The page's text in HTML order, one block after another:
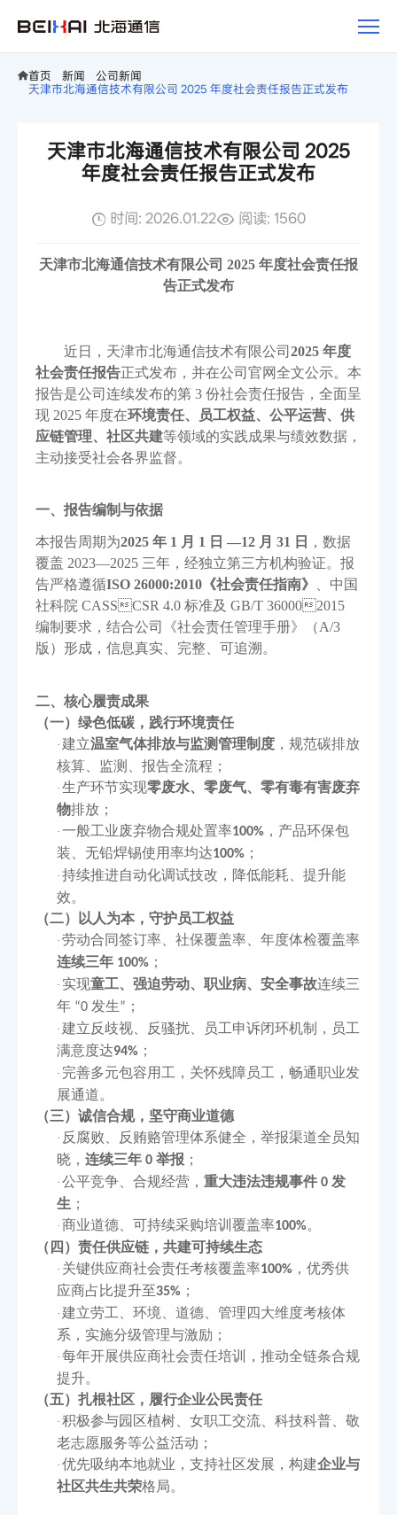
首页 新闻
公司新闻
天津市北海通信技术有限公司 2025 年度社会责任报告正式发布
天津市北海通信技术有限公司 2025
年度社会责任报告正式发布
时间: 2026.01.22 阅读: 1560
天津市北海通信技术有限公司 2025 年度社会责任报
告正式发布
近日，天津市北海通信技术有限公司 2025 年度
社会责任报告正式发布，并在公司官网全文公示。本
报告是公司连续发布的第 3 份社会责任报告，全面呈
现 2025 年度在环境责任、员工权益、公平运营、供
应链管理、社区共建等领域的实践成果与绩效数据，
主动接受社会各界监督。
一、报告编制与依据
本报告周期为2025 年 1 月 1 日 —12 月 31 日
，数据
覆盖 2023—2025 三年，经独立第三方机构验证。报
告严格遵循ISO 26000:2010《社会责任指南》 、中国
社科院 CASSCSR 4.0 标准及 GB/T 360002015
编制要求，结合公司《社会责任管理手册》（A/3
版）形成，信息真实、完整、可追溯。
二、核心履责成果
（一）绿色低碳，践行环境责任
· 建立温室气体排放与监测管理制度 ，规范碳排放
核算、监测、报告全流程；
· 生产环节实现零废水、零废气、零有毒有害废弃
物排放；
· 一般工业废弃物合规处置率100% ，产品环保包
装、无铅焊锡使用率均达100% ；
· 持续推进自动化调试技改，降低能耗、提升能
效。
（二）以人为本，守护员工权益
· 劳动合同签订率、社保覆盖率、年度体检覆盖率
连续三年 100% ；
· 实现童工、强迫劳动、职业病、安全事故连续三
年 “0 发生” ；
· 建立反歧视、反骚扰、员工申诉闭环机制，员工
满意度达94% ；
· 完善多元包容用工，关怀残障员工，畅通职业发
展通道。
（三）诚信合规，坚守商业道德
· 反腐败、反贿赂管理体系健全，举报渠道全员知
晓， 连续三年 0 举报 ；
· 公平竞争、合规经营， 重大违法违规事件 0 发
生 ；
· 商业道德、可持续采购培训覆盖率100%。
（四）责任供应链，共建可持续生态
· 关键供应商社会责任考核覆盖率100% ，优秀供
应商占比提升至35% ；
· 建立劳工、环境、道德、管理四大维度考核体
系，实施分级管理与激励；
· 每年开展供应商社会责任培训，推动全链条合规
提升。
（五）扎根社区，履行企业公民责任
· 积极参与园区植树、女职工交流、科技科普、敬
老志愿服务等公益活动；
· 优先吸纳本地就业，支持社区发展，构建企业与
社区共生共荣格局。